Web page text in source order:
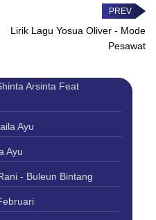
Lirik Lagu Yosua Oliver - Mode
Pesawat
Arsinta Feat
Ayu
Ayu
- Buleun Bintang